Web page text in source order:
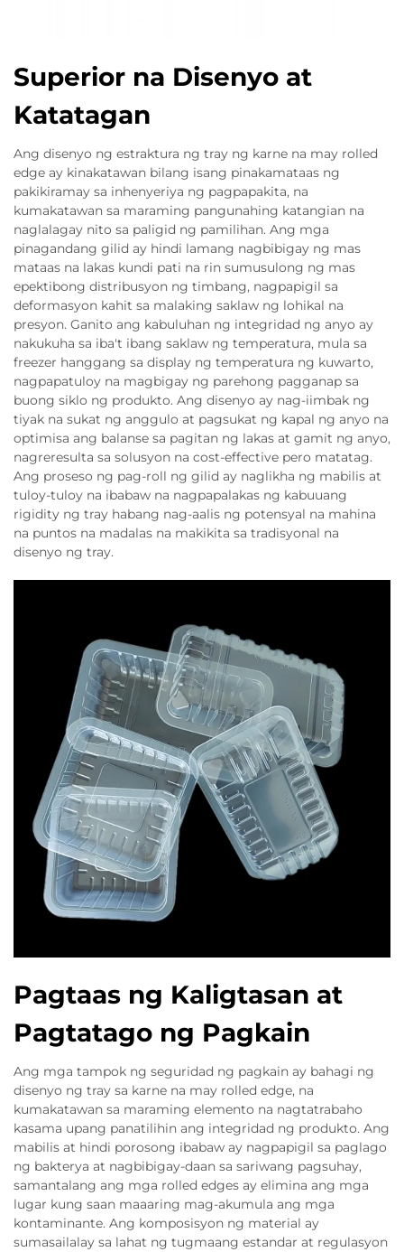
Superior na Disenyo at
Katatagan
Ang disenyo ng estraktura ng tray ng karne na may rolled
edge ay kinakatawan bilang isang pinakamataas ng
pakikiramay sa inhenyeriya ng pagpapakita, na
kumakatawan sa maraming pangunahing katangian na
naglalagay nito sa paligid ng pamilihan. Ang mga
pinagandang gilid ay hindi lamang nagbibigay ng mas
mataas na lakas kundi pati na rin sumusulong ng mas
epektibong distribusyon ng timbang, nagpapigil sa
deformasyon kahit sa malaking saklaw ng lohikal na
presyon. Ganito ang kabuluhan ng integridad ng anyo ay
nakukuha sa iba't ibang saklaw ng temperatura, mula sa
freezer hanggang sa display ng temperatura ng kuwarto,
nagpapatuloy na magbigay ng parehong pagganap sa
buong siklo ng produkto. Ang disenyo ay nag-iimbak ng
tiyak na sukat ng anggulo at pagsukat ng kapal ng anyo na
optimisa ang balanse sa pagitan ng lakas at gamit ng anyo,
nagreresulta sa solusyon na cost-effective pero matatag.
Ang proseso ng pag-roll ng gilid ay naglikha ng mabilis at
tuloy-tuloy na ibabaw na nagpapalakas ng kabuuang
rigidity ng tray habang nag-aalis ng potensyal na mahina
na puntos na madalas na makikita sa tradisyonal na
disenyo ng tray.
Pagtaas ng Kaligtasan at
Pagtatago ng Pagkain
Ang mga tampok ng seguridad ng pagkain ay bahagi ng
disenyo ng tray sa karne na may rolled edge, na
kumakatawan sa maraming elemento na nagtatrabaho
kasama upang panatilihin ang integridad ng produkto. Ang
mabilis at hindi porosong ibabaw ay nagpapigil sa paglago
ng bakterya at nagbibigay-daan sa sariwang pagsuhay,
samantalang ang mga rolled edges ay elimina ang mga
lugar kung saan maaaring mag-akumula ang mga
kontaminante. Ang komposisyon ng material ay
sumasailalay sa lahat ng tugmaang estandar at regulasyon